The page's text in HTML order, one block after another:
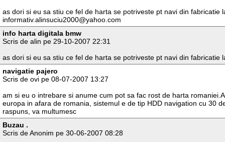
as dori si eu sa stiu ce fel de harta se potriveste pt navi din fabricatie
informativ.alinsuciu2000@yahoo.com
info harta digitala bmw
Scris de alin pe 29-10-2007 22:31
as dori si eu sa stiu ce fel de harta se potriveste pt navi din fabricatie
navigatie pajero
Scris de ovi pe 08-07-2007 13:27
am si eu o intrebare si anume cum pot sa fac rost de harta
europa in afara de romania, sistemul e de tip HDD navigation cu 30
raspuns, va multumesc
Buzau .
Scris de Anonim pe 30-06-2007 08:28